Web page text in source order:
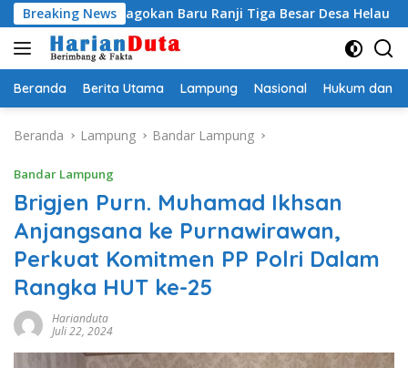
Langsung
ke
konten
Breaking News
Jagokan Baru Ranji Tiga Besar Desa Helau
Beranda Berita Utama Lampung Nasional Hukum dan
Beranda Lampung Bandar Lampung
Bandar Lampung
Brigjen Purn. Muhamad Ikhsan
Anjangsana ke Purnawirawan,
Perkuat Komitmen PP Polri Dalam
Rangka HUT ke-25
Harianduta
Juli 22, 2024